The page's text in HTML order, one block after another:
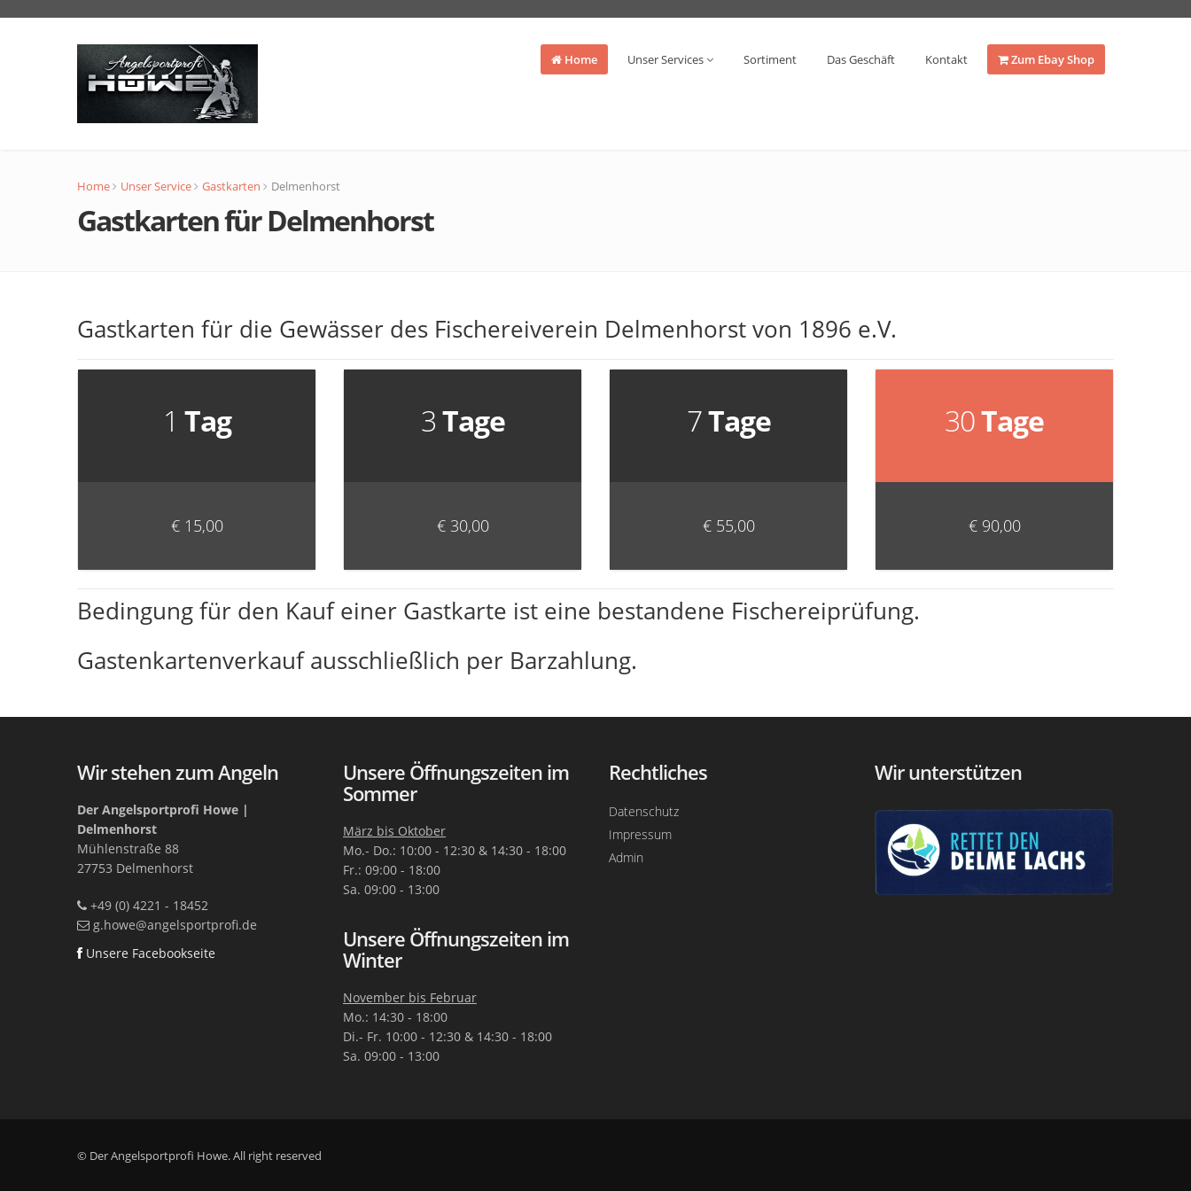
Home Unser Services Sortiment Das Geschäft Kontakt Zum Ebay Shop
Home Unser Service Gastkarten Delmenhorst
Gastkarten für Delmenhorst
Gastkarten für die Gewässer des Fischereiverein Delmenhorst von 1896 e.V.
1 Tag
€ 15,00
3Tage
€ 30,00
7Tage
€ 55,00
30Tage
€ 90,00
Bedingung für den Kauf einer Gastkarte ist eine bestandene Fischereiprüfung.
Gastenkartenverkauf ausschließlich per Barzahlung.
Wir stehen zum Angeln
Der Angelsportprofi Howe |
Delmenhorst
Mühlenstraße 88
27753 Delmenhorst
+49 (0) 4221 - 18452
g.howe@angelsportprofi.de
Unsere Facebookseite
Unsere Öffnungszeiten im
Sommer
März bis Oktober
Mo.- Do.: 10:00 - 12:30 & 14:30 - 18:00
Fr.: 09:00 - 18:00
Sa. 09:00 - 13:00
Unsere Öffnungszeiten im
Winter
November bis Februar
Mo.: 14:30 - 18:00
Di.- Fr. 10:00 - 12:30 & 14:30 - 18:00
Sa. 09:00 - 13:00
Rechtliches
Datenschutz
Impressum
Admin
Wir unterstützen
© Der Angelsportprofi Howe. All right reserved